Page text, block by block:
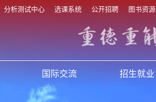
分析测试中心 选课系统 公开招聘 图书资源
国际交流 招生就业